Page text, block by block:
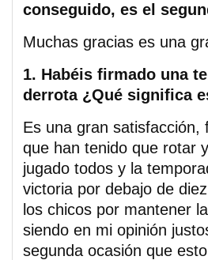
conseguido, es el
Muchas gracias es una
1. Habéis firmado una
derrota ¿Qué significa
Es una gran satisfacción,
que han tenido que rotar
jugado todos y la
victoria por debajo de
los chicos por mantener
siendo en mi opinión
segunda ocasión que